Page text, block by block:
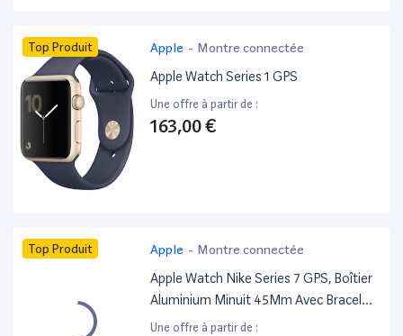
Top Produit Apple - Montre connectée
Apple Watch Series 1 GPS
Une offre à partir de :
163,00 €
Top Produit Apple - Montre connectée
Apple Watch Nike Series 7 GPS, Boîtier
Aluminium Minuit 45Mm Avec Bracelet
Nike Sport Anthracite - Blanc GPS
Une offre à partir de :